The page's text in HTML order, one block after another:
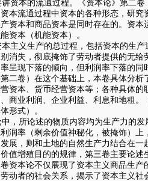
资本的流通过程。《资本论》第二
本流通过程中资本的各种形态，研
资本和商品资本是同时存在的。资
资本（机能资本）。
主义生产的总过程，包括资本的生产
消失，彻底掩饰了劳动者提供的无
呈现下落的倾向，但利润率下落的
二卷）在这个基础上，本卷具体分
资本、货币经营资本等；各种具体
商业利润、企业利益、利息和地租
形式）。
，所论述的物质内容均为生产力的发
润率（剩余价值神秘化，被掩饰）
展，则和土地的自然生产力结合在
值增殖目的的规律，第三卷主要论
资本论不仅展现了资本主义商品生
动者的社会关系，揭示了资本主义社